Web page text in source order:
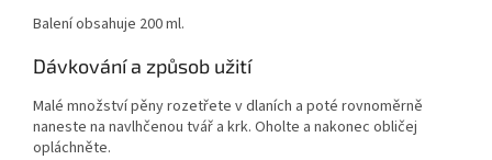
Balení obsahuje 200 ml.
Dávkování a způsob užití
Malé množství pěny rozetřete v dlaních a poté rovnoměrně
naneste na navlhčenou tvář a krk. Oholte a nakonec obličej
opláchněte.